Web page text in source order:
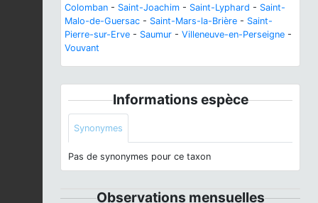
Colomban - Saint-Joachim - Saint-Lyphard - Saint-
Malo-de-Guersac - Saint-Mars-la-Brière - Saint-
Pierre-sur-Erve - Saumur - Villeneuve-en-Perseigne -
Vouvant
Informations espèce
Synonymes
Pas de synonymes pour ce taxon
Observations mensuelles